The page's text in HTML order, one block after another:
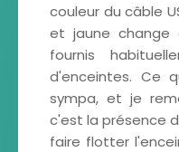
couleur du câble
et jaune change
fournis
d'enceintes. Ce
sympa, et je
c'est la présence
faire flotter